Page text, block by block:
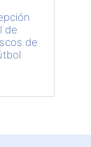
de
de